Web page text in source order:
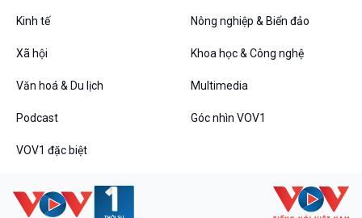
360 độ Sức khỏe
Tài nguyên và Môi trường
Chuyên gia của bạn
Xã hội chuyển động
Bước chân đến trường
Kết nối công nghệ
khí hậu
Văn hoá & Du lịch
Chát với người nổi tiếng
Câu chuyện Thể thao
Kinh tế Nông nghiệp & Biển đảo
Xã hội Khoa học & Công nghệ
Văn hoá & Du lịch Multimedia
Podcast Góc nhìn VOV1
VOV1 đặc biệt